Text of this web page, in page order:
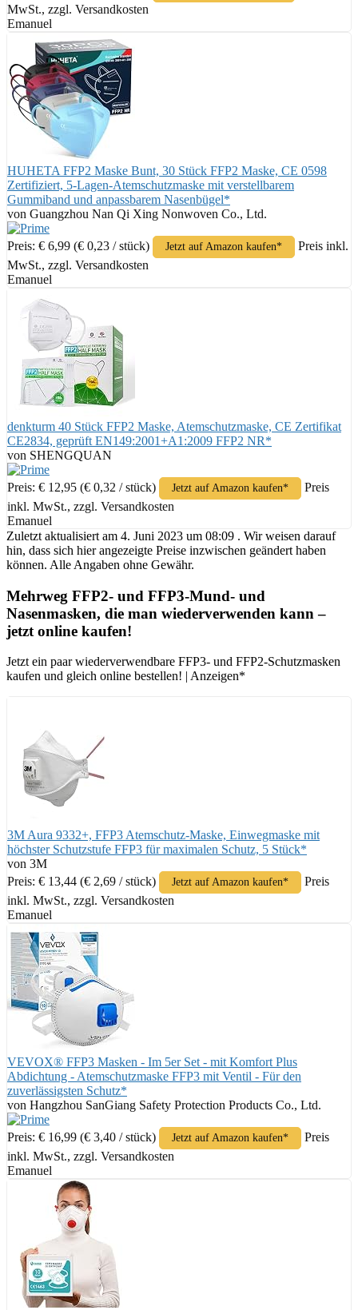
MwSt., zzgl. Versandkosten
Emanuel
HUHETA FFP2 Maske Bunt, 30 Stück FFP2 Maske, CE 0598
Zertifiziert, 5-Lagen-Atemschutzmaske mit verstellbarem
Gummiband und anpassbarem Nasenbügel*
von Guangzhou Nan Qi Xing Nonwoven Co., Ltd.
Preis: € 6,99 (€ 0,23 / stück) Jetzt auf Amazon kaufen*
Preis inkl.
MwSt., zzgl. Versandkosten
Emanuel
denkturm 40 Stück FFP2 Maske, Atemschutzmaske, CE Zertifikat
CE2834, geprüft EN149:2001+A1:2009 FFP2 NR*
von SHENGQUAN
Preis: € 12,95 (€ 0,32 / stück) Jetzt auf Amazon kaufen*
Preis
inkl. MwSt., zzgl. Versandkosten
Emanuel
Zuletzt aktualisiert am 4. Juni 2023 um 08:09 . Wir weisen darauf
hin, dass sich hier angezeigte Preise inzwischen geändert haben
können. Alle Angaben ohne Gewähr.
Mehrweg FFP2- und FFP3-Mund- und
Nasenmasken, die man wiederverwenden kann –
jetzt online kaufen!
Jetzt ein paar wiederverwendbare FFP3- und FFP2-Schutzmasken
kaufen und gleich online bestellen! | Anzeigen*
3M Aura 9332+, FFP3 Atemschutz-Maske, Einwegmaske mit
höchster Schutzstufe FFP3 für maximalen Schutz, 5 Stück*
von 3M
Preis: € 13,44 (€ 2,69 / stück) Jetzt auf Amazon kaufen*
Preis
inkl. MwSt., zzgl. Versandkosten
Emanuel
VEVOX® FFP3 Masken - Im 5er Set - mit Komfort Plus
Abdichtung - Atemschutzmaske FFP3 mit Ventil - Für den
zuverlässigsten Schutz*
von Hangzhou SanGiang Safety Protection Products Co., Ltd.
Preis: € 16,99 (€ 3,40 / stück) Jetzt auf Amazon kaufen*
Preis
inkl. MwSt., zzgl. Versandkosten
Emanuel